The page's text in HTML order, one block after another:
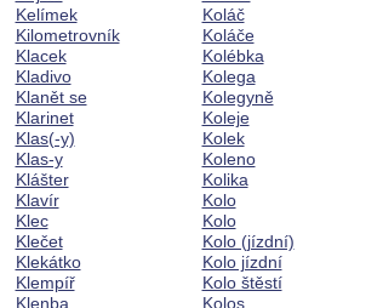
Kelímek
Kilometrovník
Klacek
Kladivo
Klanět se
Klarinet
Klas(-y)
Klas-y
Klášter
Klavír
Klec
Klečet
Klekátko
Klempíř
Klenba
Koláč
Koláče
Kolébka
Kolega
Kolegyně
Koleje
Kolek
Koleno
Kolika
Kolo
Kolo
Kolo (jízdní)
Kolo jízdní
Kolo štěstí
Kolos